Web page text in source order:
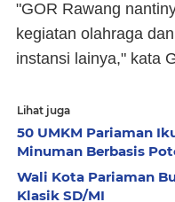
"GOR Rawang
kegiatan olahraga
instansi lainya," kata
Lihat juga
50 UMKM Pariaman
Minuman Berbasis
Wali Kota Pariaman
Klasik SD/MI